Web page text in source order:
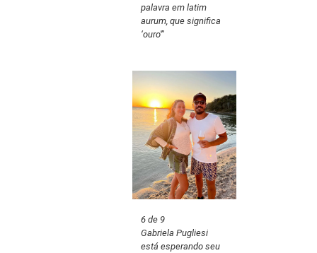
palavra em latim
aurum, que significa
‘ouro'”
6 de 9
Gabriela Pugliesi
está esperando seu